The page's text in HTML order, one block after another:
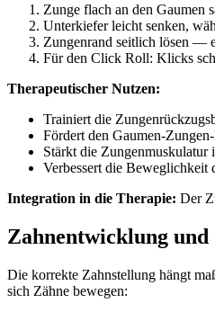
Zunge flach an den Gaumen
Unterkiefer leicht senken,
Zungenrand seitlich lösen —
Für den Click Roll: Klicks
Therapeutischer Nutzen:
Trainiert die
Fördert den Gaumen-
Stärkt die Zungenmuskulatur
Verbessert die
Integration in die Therapie: Der
Zahnentwicklung
Die korrekte Zahnstellung hängt
sich Zähne bewegen: